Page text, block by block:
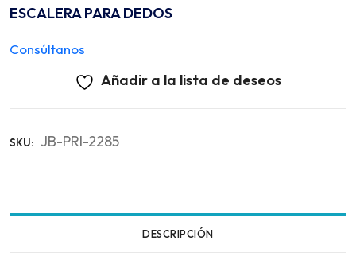
ESCALERA PARA DEDOS
Consúltanos
Añadir a la lista de deseos
SKU: JB-PRI-2285
DESCRIPCIÓN